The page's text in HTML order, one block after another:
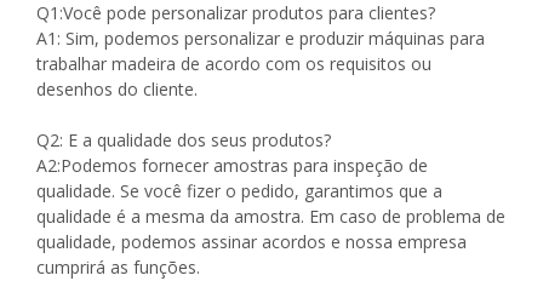
Q1:Você pode personalizar produtos para clientes?
A1: Sim, podemos personalizar e produzir máquinas para
trabalhar madeira de acordo com os requisitos ou
desenhos do cliente.
Q2: E a qualidade dos seus produtos?
A2:Podemos fornecer amostras para inspeção de
qualidade. Se você fizer o pedido, garantimos que a
qualidade é a mesma da amostra. Em caso de problema de
qualidade, podemos assinar acordos e nossa empresa
cumprirá as funções.